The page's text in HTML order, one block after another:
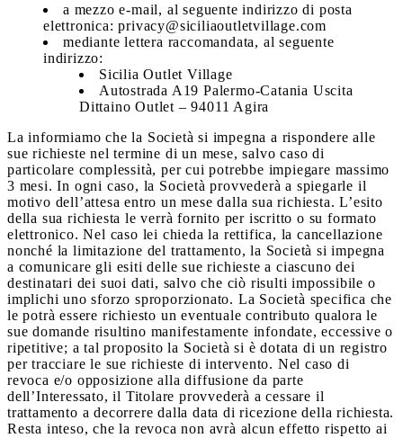
a mezzo e-mail, al seguente indirizzo di posta
elettronica: privacy@siciliaoutletvillage.com
mediante lettera raccomandata, al seguente
indirizzo:
Sicilia Outlet Village
Autostrada A19 Palermo-Catania Uscita
Dittaino Outlet – 94011 Agira
La informiamo che la Società si impegna a rispondere alle
sue richieste nel termine di un mese, salvo caso di
particolare complessità, per cui potrebbe impiegare massimo
3 mesi. In ogni caso, la Società provvederà a spiegarle il
motivo dell’attesa entro un mese dalla sua richiesta. L’esito
della sua richiesta le verrà fornito per iscritto o su formato
elettronico. Nel caso lei chieda la rettifica, la cancellazione
nonché la limitazione del trattamento, la Società si impegna
a comunicare gli esiti delle sue richieste a ciascuno dei
destinatari dei suoi dati, salvo che ciò risulti impossibile o
implichi uno sforzo sproporzionato. La Società specifica che
le potrà essere richiesto un eventuale contributo qualora le
sue domande risultino manifestamente infondate, eccessive o
ripetitive; a tal proposito la Società si è dotata di un registro
per tracciare le sue richieste di intervento. Nel caso di
revoca e/o opposizione alla diffusione da parte
dell’Interessato, il Titolare provvederà a cessare il
trattamento a decorrere dalla data di ricezione della richiesta.
Resta inteso, che la revoca non avrà alcun effetto rispetto ai